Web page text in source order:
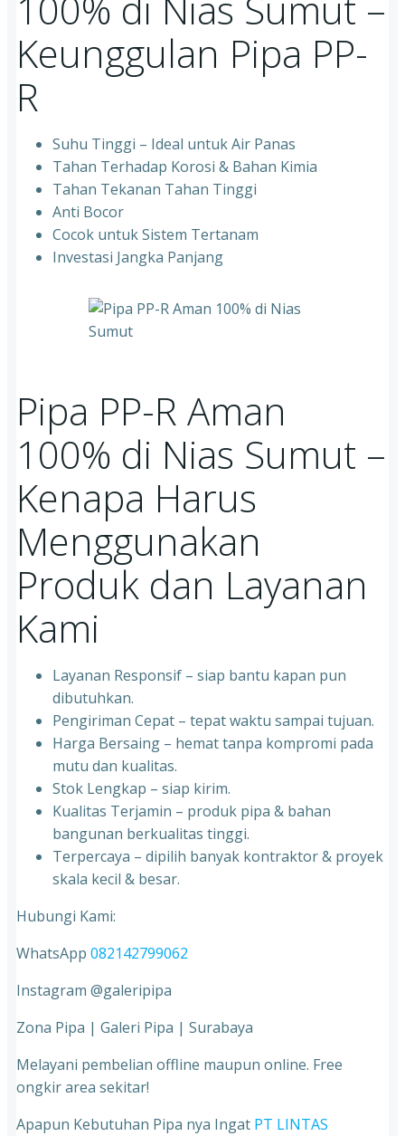
Keunggulan Pipa PP-
R
Suhu Tinggi – Ideal untuk Air Panas
Tahan Terhadap Korosi & Bahan Kimia
Tahan Tekanan Tahan Tinggi
Anti Bocor
Cocok untuk Sistem Tertanam
Investasi Jangka Panjang
Pipa PP-R Aman
100% di Nias Sumut –
Kenapa Harus
Menggunakan
Produk dan Layanan
Kami
Layanan Responsif – siap bantu kapan pun
dibutuhkan.
Pengiriman Cepat – tepat waktu sampai tujuan.
Harga Bersaing – hemat tanpa kompromi pada
mutu dan kualitas.
Stok Lengkap – siap kirim.
Kualitas Terjamin – produk pipa & bahan
bangunan berkualitas tinggi.
Terpercaya – dipilih banyak kontraktor & proyek
skala kecil & besar.
Hubungi Kami:
WhatsApp 082142799062
Instagram @galeripipa
Zona Pipa | Galeri Pipa | Surabaya
Melayani pembelian offline maupun online. Free
ongkir area sekitar!
Apapun Kebutuhan Pipa nya Ingat PT LINTAS